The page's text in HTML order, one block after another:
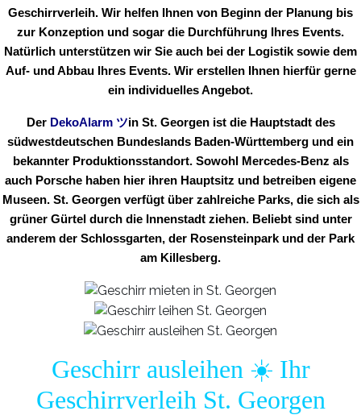
Geschirrverleih. Wir helfen Ihnen von Beginn der Planung bis
zur Konzeption und sogar die Durchführung Ihres Events.
Natürlich unterstützen wir Sie auch bei der Logistik sowie dem
Auf- und Abbau Ihres Events. Wir erstellen Ihnen hierfür gerne
ein individuelles Angebot.
Der DekoAlarm ツin St. Georgen ist die Hauptstadt des
südwestdeutschen Bundeslands Baden-Württemberg und ein
bekannter Produktionsstandort. Sowohl Mercedes-Benz als
auch Porsche haben hier ihren Hauptsitz und betreiben eigene
Museen. St. Georgen verfügt über zahlreiche Parks, die sich als
grüner Gürtel durch die Innenstadt ziehen. Beliebt sind unter
anderem der Schlossgarten, der Rosensteinpark und der Park
am Killesberg.
Geschirr ausleihen ☀️ Ihr
Geschirrverleih St. Georgen